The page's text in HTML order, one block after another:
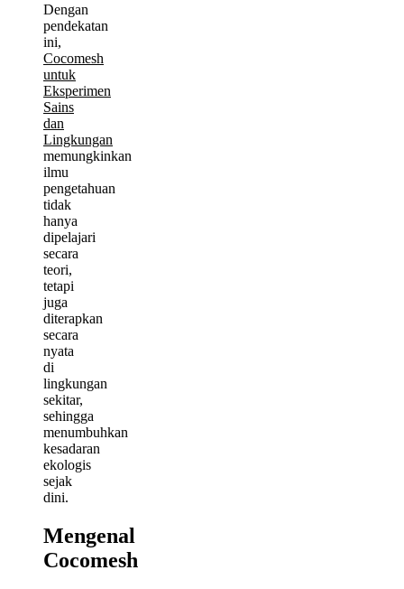
Dengan
pendekatan
ini,
Cocomesh
untuk
Eksperimen
Sains
dan
Lingkungan
memungkinkan
ilmu
pengetahuan
tidak
hanya
dipelajari
secara
teori,
tetapi
juga
diterapkan
secara
nyata
di
lingkungan
sekitar,
sehingga
menumbuhkan
kesadaran
ekologis
sejak
dini.
Mengenal
Cocomesh